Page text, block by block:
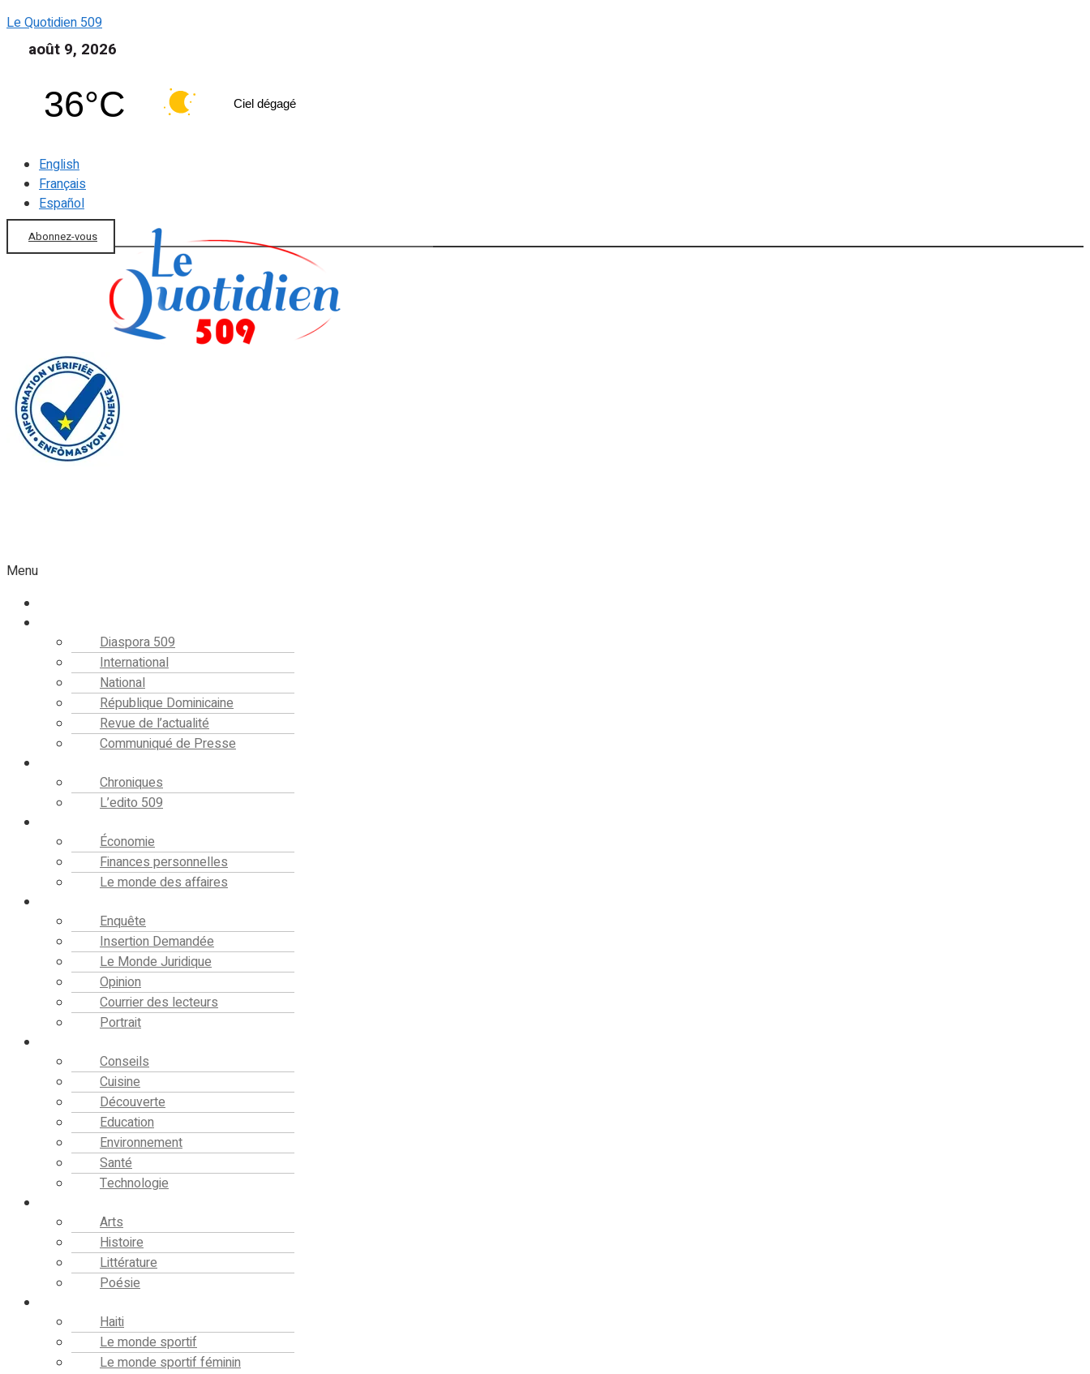
Le Quotidien 509
août 9, 2026
36°C Ciel dégagé
English
Français
Español
Abonnez-vous
Menu
Diaspora 509
International
National
République Dominicaine
Revue de l’actualité
Communiqué de Presse
Chroniques
L’edito 509
Économie
Finances personnelles
Le monde des affaires
Enquête
Insertion Demandée
Le Monde Juridique
Opinion
Courrier des lecteurs
Portrait
Conseils
Cuisine
Découverte
Education
Environnement
Santé
Technologie
Arts
Histoire
Littérature
Poésie
Haiti
Le monde sportif
Le monde sportif féminin